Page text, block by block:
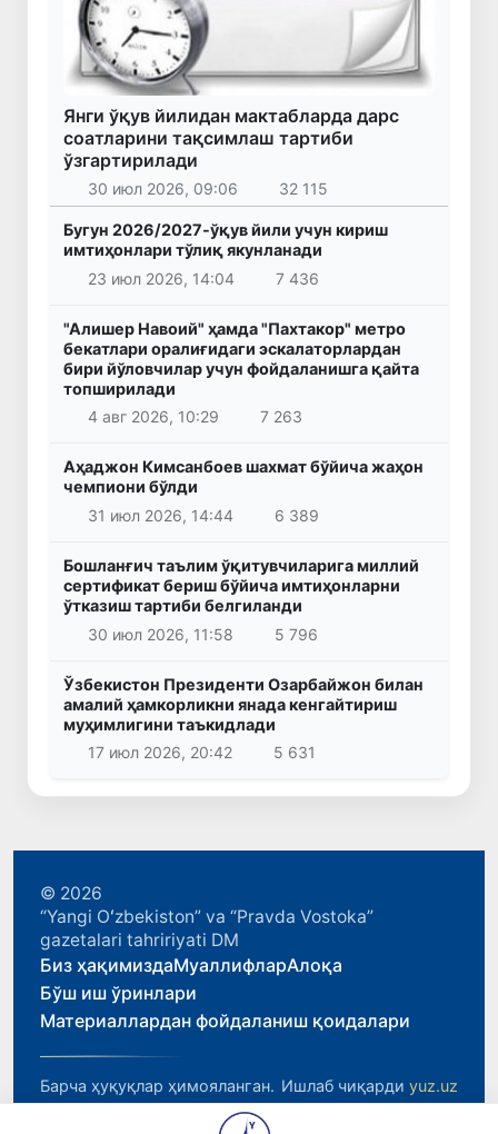
Янги ўқув йилидан мактабларда дарс
соатларини тақсимлаш тартиби
ўзгартирилади
30 июл 2026, 09:06 32 115
Бугун 2026/2027-ўқув йили учун кириш
имтиҳонлари тўлиқ якунланади
23 июл 2026, 14:04
7 436
"Алишер Навоий" ҳамда "Пахтакор" метро
бекатлари оралиғидаги эскалаторлардан
бири йўловчилар учун фойдаланишга қайта
топширилади
4 авг 2026, 10:29
7 263
Аҳаджон Кимсанбоев шахмат бўйича жаҳон
чемпиони бўлди
31 июл 2026, 14:44
6 389
Бошланғич таълим ўқитувчиларига миллий
сертификат бериш бўйича имтиҳонларни
ўтказиш тартиби белгиланди
30 июл 2026, 11:58
5 796
Ўзбекистон Президенти Озарбайжон билан
амалий ҳамкорликни янада кенгайтириш
муҳимлигини таъкидлади
17 июл 2026, 20:42
5 631
© 2026
“Yangi Oʻzbekiston” va “Pravda Vostoka”
gazetalari tahririyati DM
Биз ҳақимиздаМуаллифларАлоқа
Бўш иш ўринлари
Материаллардан фойдаланиш қоидалари
Барча ҳуқуқлар ҳимояланган. Ишлаб чиқарди yuz.uz